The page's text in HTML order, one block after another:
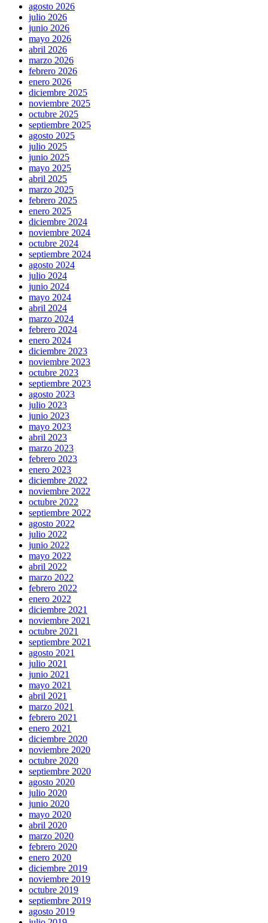
agosto 2026
julio 2026
junio 2026
mayo 2026
abril 2026
marzo 2026
febrero 2026
enero 2026
diciembre 2025
noviembre 2025
octubre 2025
septiembre 2025
agosto 2025
julio 2025
junio 2025
mayo 2025
abril 2025
marzo 2025
febrero 2025
enero 2025
diciembre 2024
noviembre 2024
octubre 2024
septiembre 2024
agosto 2024
julio 2024
junio 2024
mayo 2024
abril 2024
marzo 2024
febrero 2024
enero 2024
diciembre 2023
noviembre 2023
octubre 2023
septiembre 2023
agosto 2023
julio 2023
junio 2023
mayo 2023
abril 2023
marzo 2023
febrero 2023
enero 2023
diciembre 2022
noviembre 2022
octubre 2022
septiembre 2022
agosto 2022
julio 2022
junio 2022
mayo 2022
abril 2022
marzo 2022
febrero 2022
enero 2022
diciembre 2021
noviembre 2021
octubre 2021
septiembre 2021
agosto 2021
julio 2021
junio 2021
mayo 2021
abril 2021
marzo 2021
febrero 2021
enero 2021
diciembre 2020
noviembre 2020
octubre 2020
septiembre 2020
agosto 2020
julio 2020
junio 2020
mayo 2020
abril 2020
marzo 2020
febrero 2020
enero 2020
diciembre 2019
noviembre 2019
octubre 2019
septiembre 2019
agosto 2019